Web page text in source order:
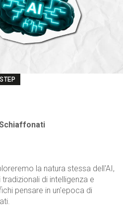
la natura stessa dell'AI,
di intelligenza e
pensare in un'epoca di